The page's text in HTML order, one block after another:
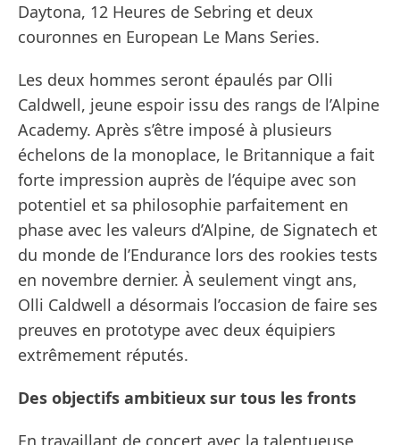
Daytona, 12 Heures de Sebring et deux
couronnes en European Le Mans Series.
Les deux hommes seront épaulés par Olli
Caldwell, jeune espoir issu des rangs de l’Alpine
Academy. Après s’être imposé à plusieurs
échelons de la monoplace, le Britannique a fait
forte impression auprès de l’équipe avec son
potentiel et sa philosophie parfaitement en
phase avec les valeurs d’Alpine, de Signatech et
du monde de l’Endurance lors des rookies tests
en novembre dernier. À seulement vingt ans,
Olli Caldwell a désormais l’occasion de faire ses
preuves en prototype avec deux équipiers
extrêmement réputés.
Des objectifs ambitieux sur tous les fronts